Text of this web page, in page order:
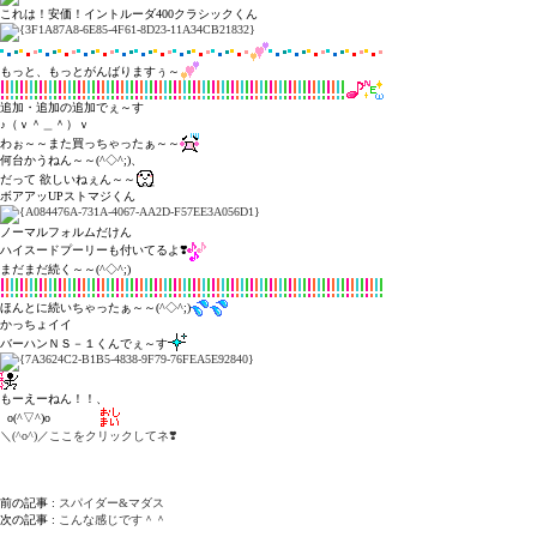
これは！安価！イントルーダ400クラシックくん
もっと、もっとがんばりますぅ～
追加・追加の追加でぇ～す
♪（ｖ＾＿＾）ｖ
わぉ～～また買っちゃったぁ～～
何台かうねん～～(^◇^;)、
だって 欲しいねぇん～～
ボアアッUPストマジくん
ノーマルフォルムだけん
ハイスードプーリーも付いてるよ❣️
まだまだ続く～～(^◇^;)
ほんとに続いちゃったぁ～～(^◇^;)
かっちょイイ
バーハンＮＳ－１くんでぇ～す
もーえーねん！！、
o(^▽^)o
＼(^o^)／ここをクリックしてネ❣️
前の記事 : スパイダー&マダス
次の記事 : こんな感じです＾＾